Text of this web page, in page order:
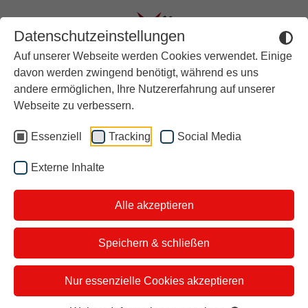
Datenschutzeinstellungen
Auf unserer Webseite werden Cookies verwendet. Einige
davon werden zwingend benötigt, während es uns
andere ermöglichen, Ihre Nutzererfahrung auf unserer
Webseite zu verbessern.
Essenziell Tracking Social Media
Externe Inhalte
Alle akzeptieren
Speichern & schließen
Nur essenzielle Cookies akzeptieren
Unsere
Themen vom
26.11.2025
Unsere Themen diesen Mittwoch:
Supermarkt vs. Discounter: Wo
Aktuell
Rückblick
Über stern TV
Der Moderator
i&u Studios